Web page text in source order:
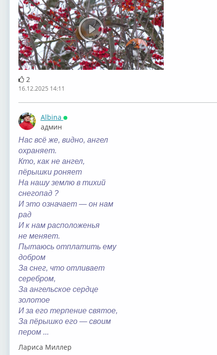
2
16.12.2025 14:11
Albina
Онлайн
админ
Нас всё же, видно, ангел
охраняет.
Кто, как не ангел,
пёрышки роняет
На нашу землю в тихий
снегопад ?
И это означает — он нам
рад
И к нам расположенья
не меняет.
Пытаюсь отплатить ему
добром
За снег, что отливает
серебром,
За ангельское сердце
золотое
И за его терпение святое,
За пёрышко его — своим
пером ...
Лариса Миллер